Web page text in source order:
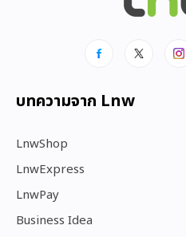
บทความจาก Lnw
LnwShop
LnwExpress
LnwPay
Business Idea